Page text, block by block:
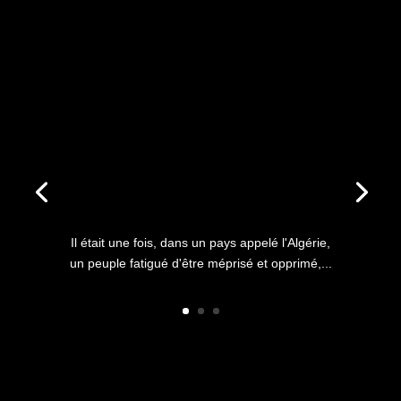
Il était une fois, dans un pays appelé l'Algérie,
un peuple fatigué d'être méprisé et opprimé,...